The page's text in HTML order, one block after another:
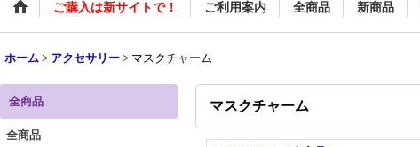
ご購入は新サイトで！ ご利用案内 全商品 新商品
ホーム > アクセサリー > マスクチャーム
全商品
全商品
マスクチャーム